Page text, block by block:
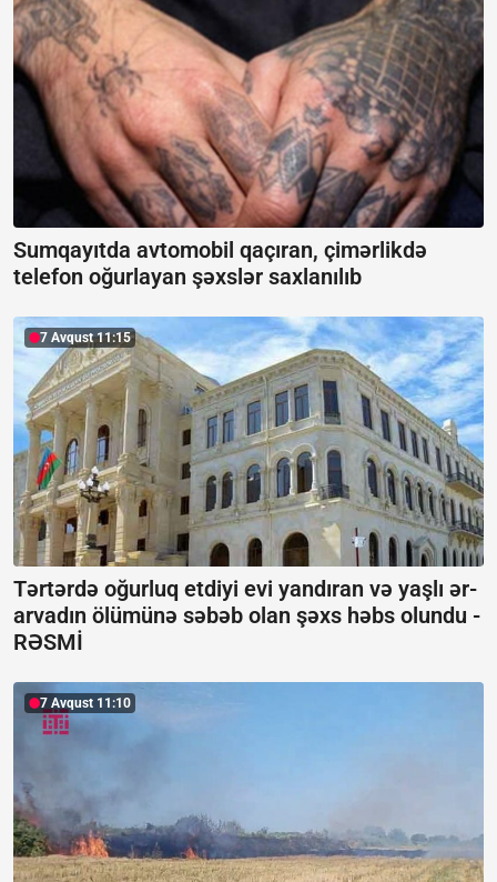
Sumqayıtda avtomobil qaçıran, çimərlikdə
telefon oğurlayan şəxslər saxlanılıb
7 Avqust 11:15
Tərtərdə oğurluq etdiyi evi yandıran və yaşlı ər-
arvadın ölümünə səbəb olan şəxs həbs olundu -
RƏSMİ
7 Avqust 11:10